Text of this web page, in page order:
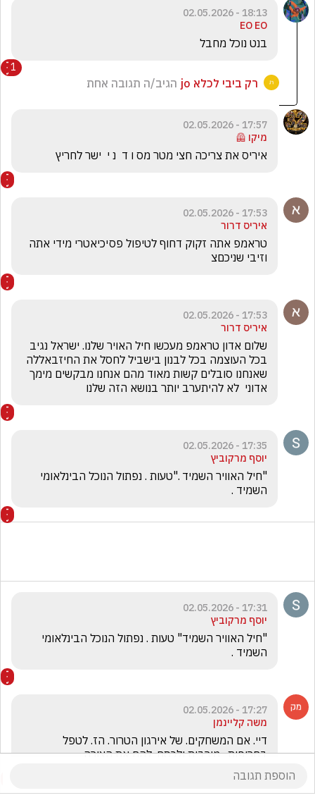
18:13 - 02.05.2026
EO EO
בנט נוכל מחבל
1
רק ביבי לכלא jo הגיב/ה תגובה אחת
17:57 - 02.05.2026
מיקו 🦺
איריס את צריכה חצי מטר מס ו ד  נ י  ישר לחריץ
17:53 - 02.05.2026
איריס דרור
וזיבי שניכםצ
17:53 - 02.05.2026
איריס דרור
אדוני  לא להיתערב יותר בנושא הזה שלנו
17:35 - 02.05.2026
יוסף מרקוביץ
השמיד .
17:31 - 02.05.2026
יוסף מרקוביץ
השמיד .
17:27 - 02.05.2026
משה קליינמן
בחריפות.  מירבית ולכסח. להם את הצורה